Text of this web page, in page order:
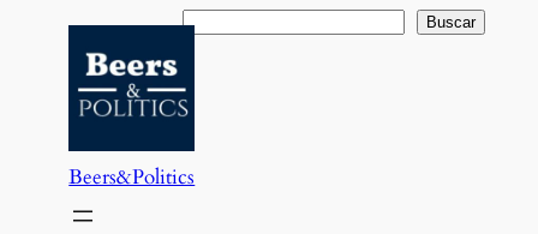
contenido
Buscar Buscar
Beers&Politics